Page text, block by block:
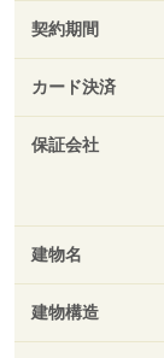
契約期間
カード決済
保証会社
建物名
建物構造